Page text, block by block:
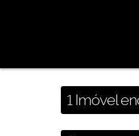
1 Imóvel